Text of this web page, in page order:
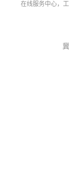
在线服务中心，